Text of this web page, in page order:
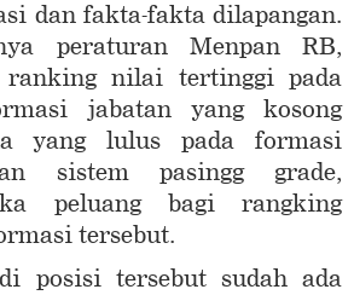
dan fakta-fakta dilapangan.
peraturan Menpan RB,
ranking nilai tertinggi pada
jabatan yang kosong
yang lulus pada formasi
sistem pasingg grade,
peluang bagi rangking
tersebut.
posisi tersebut sudah ada